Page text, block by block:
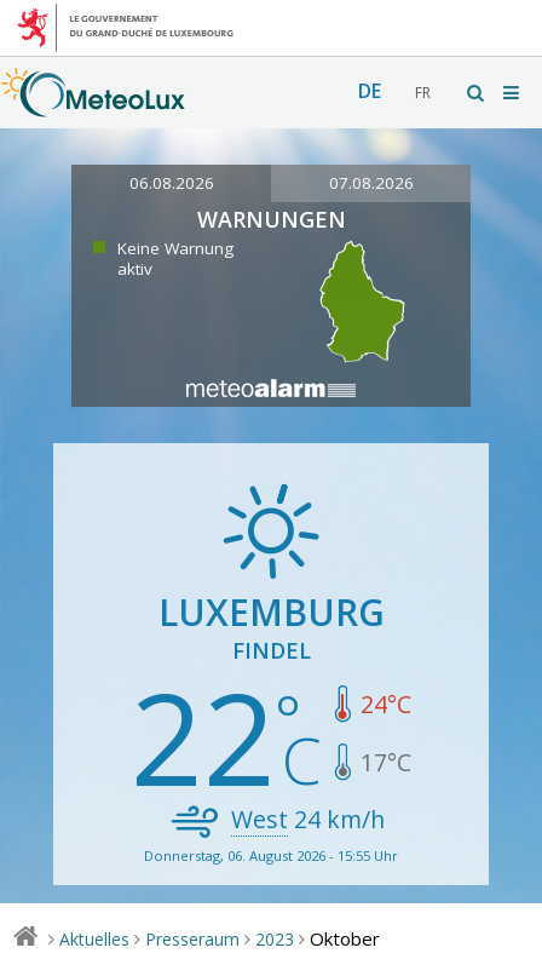
DE FR
06.08.2026 07.08.2026
WARNUNGEN
Keine Warnung
aktiv
LUXEMBURG
FINDEL
22 24°C
17°C
West 24 km/h
Donnerstag, 06. August 2026 - 15:55 Uhr
> Aktuelles > Presseraum > 2023 > Oktober